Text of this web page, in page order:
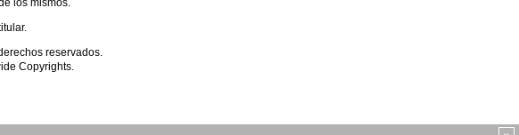
los mismos.
reservados.
Copyrights.